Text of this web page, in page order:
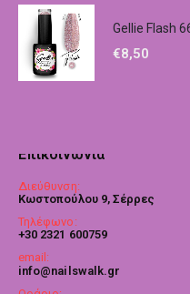
Gellie Flash 66
Επικοινωνία
Διεύθυνση:
Κωστοπούλου 9, Σέρρες
Τηλέφωνο:
+30 2321 600759
email:
info@nailswalk.gr